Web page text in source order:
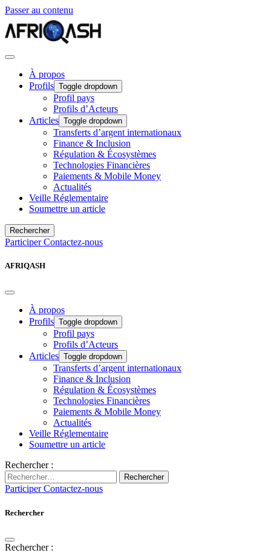
Passer au contenu
À propos
Profils Toggle dropdown
Profil pays
Profils d’Acteurs
Articles Toggle dropdown
Transferts d’argent internationaux
Finance & Inclusion
Régulation & Écosystèmes
Technologies Financières
Paiements & Mobile Money
Actualités
Veille Réglementaire
Soumettre un article
Rechercher
ParticiperContactez-nous
AFRIQASH
À propos
Profils Toggle dropdown
Profil pays
Profils d’Acteurs
Articles Toggle dropdown
Transferts d’argent internationaux
Finance & Inclusion
Régulation & Écosystèmes
Technologies Financières
Paiements & Mobile Money
Actualités
Veille Réglementaire
Soumettre un article
Rechercher :
Rechercher
ParticiperContactez-nous
Rechercher
Rechercher :